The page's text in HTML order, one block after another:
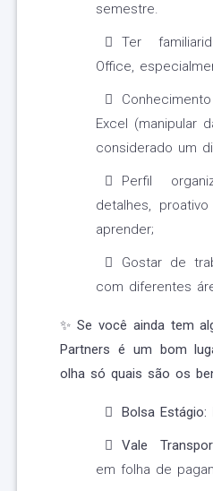
semestre.
Ter
Office,
Excel (manipular
considerado um
Perfil
detalhes,
aprender;
Gostar de
com diferentes
✨ Se você ainda tem
Partners é um bom
olha só quais são os
Bolsa Estágio:
Vale
em folha de